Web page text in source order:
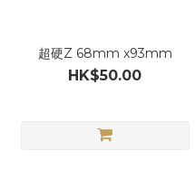
超硬Z 68mm x93mm
HK$50.00